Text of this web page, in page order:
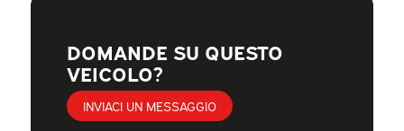
DOMANDE SU QUESTO
VEICOLO?
INVIACI UN MESSAGGIO